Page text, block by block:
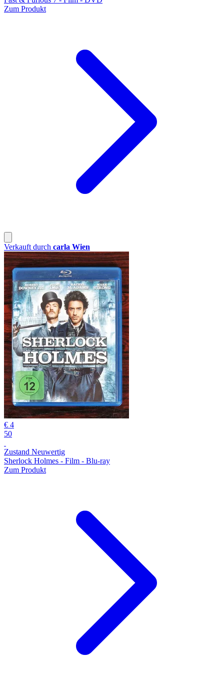
Zum Produkt
Verkauft durch carla Wien
€ 4
50
Zustand Neuwertig
Sherlock Holmes - Film - Blu-ray
Zum Produkt